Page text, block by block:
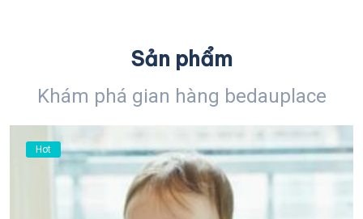
Sản phẩm
Khám phá gian hàng bedauplace
Hot